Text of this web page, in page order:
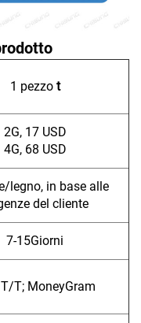
1 pezzo t
2G, 17 USD
4G, 68 USD
legno, in base alle
del cliente
7-15Giorni
T; MoneyGram